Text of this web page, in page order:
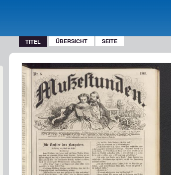
TITEL ÜBERSICHT SEITE